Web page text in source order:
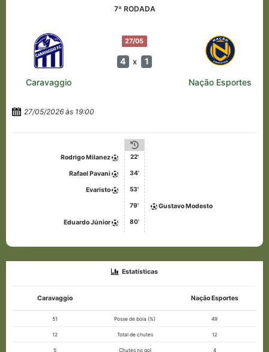
7ª RODADA
27/05
4 x 1
Caravaggio Nação Esportes
27/05/2026 às 19:00
Rodrigo Milanez 22'
Rafael Pavani 34'
Evaristo 53'
79' Gustavo Modesto
Eduardo Júnior 80'
Estatísticas
Caravaggio Nação Esportes
51 Posse de bola (%) 49
12 Total de chutes 12
5 Chutes no gol 4